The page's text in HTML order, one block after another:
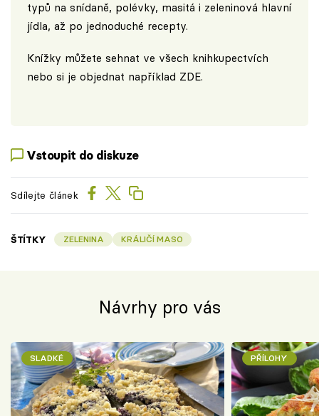
typů na snídaně, polévky, masitá i zeleninová hlavní
jídla, až po jednoduché recepty.
Knížky můžete sehnat ve všech knihkupectvích
nebo si je objednat například ZDE.
Vstoupit do diskuze
Sdílejte článek
ŠTÍTKY ZELENINA KRÁLIČÍ MASO
Návrhy pro vás
SLADKÉ PŘÍLOHY